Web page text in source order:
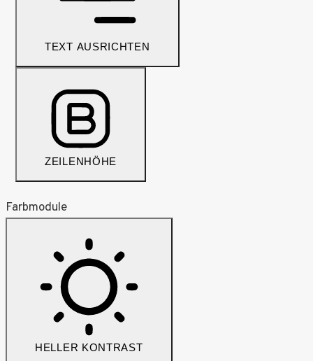
TEXT AUSRICHTEN
ZEILENHÖHE
Farbmodule
HELLER KONTRAST